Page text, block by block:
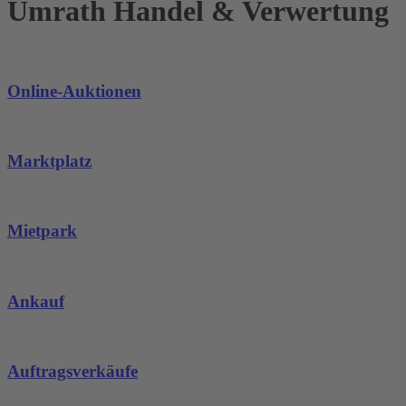
Umrath Handel & Verwertung
Online-Auktionen
Marktplatz
Mietpark
Ankauf
Auftragsverkäufe